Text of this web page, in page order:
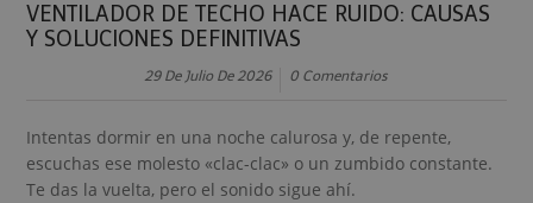
VENTILADOR DE TECHO HACE RUIDO: CAUSAS
Y SOLUCIONES DEFINITIVAS
29 De Julio De 2026 0 Comentarios
Intentas dormir en una noche calurosa y, de repente,
escuchas ese molesto «clac-clac» o un zumbido constante.
Te das la vuelta, pero el sonido sigue ahí.